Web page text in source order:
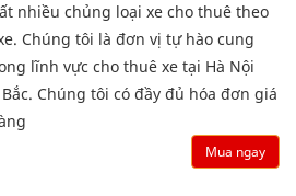
nhiều chủng loại xe cho thuê theo
Chúng tôi là đơn vị tự hào cung
lĩnh vực cho thuê xe tại Hà Nội
Chúng tôi có đầy đủ hóa đơn giá
Mua ngay